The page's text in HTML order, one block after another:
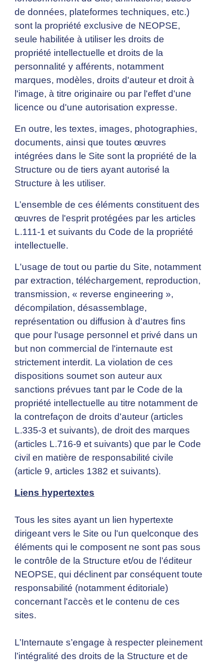
de données, plateformes techniques, etc.)
sont la propriété exclusive de NEOPSE,
seule habilitée à utiliser les droits de
propriété intellectuelle et droits de la
personnalité y afférents, notamment
marques, modèles, droits d'auteur et droit à
l'image, à titre originaire ou par l'effet d'une
licence ou d'une autorisation expresse.
En outre, les textes, images, photographies,
documents, ainsi que toutes œuvres
intégrées dans le Site sont la propriété de la
Structure ou de tiers ayant autorisé la
Structure à les utiliser.
L’ensemble de ces éléments constituent des
œuvres de l'esprit protégées par les articles
L.111-1 et suivants du Code de la propriété
intellectuelle.
L'usage de tout ou partie du Site, notamment
par extraction, téléchargement, reproduction,
transmission, « reverse engineering »,
décompilation, désassemblage,
représentation ou diffusion à d'autres fins
que pour l'usage personnel et privé dans un
but non commercial de l'internaute est
strictement interdit. La violation de ces
dispositions soumet son auteur aux
sanctions prévues tant par le Code de la
propriété intellectuelle au titre notamment de
la contrefaçon de droits d'auteur (articles
L.335-3 et suivants), de droit des marques
(articles L.716-9 et suivants) que par le Code
civil en matière de responsabilité civile
(article 9, articles 1382 et suivants).
Liens hypertextes
Tous les sites ayant un lien hypertexte
dirigeant vers le Site ou l'un quelconque des
éléments qui le composent ne sont pas sous
le contrôle de la Structure et/ou de l’éditeur
NEOPSE, qui déclinent par conséquent toute
responsabilité (notamment éditoriale)
concernant l'accès et le contenu de ces
sites.
L’Internaute s’engage à respecter pleinement
l’intégralité des droits de la Structure et de